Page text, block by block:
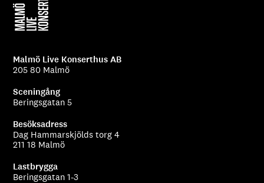
Malmö Live Konserthus AB
205 80 Malmö
Sceningång
Beringsgatan 5
Besöksadress
Dag Hammarskjölds torg 4
211 18 Malmö
Lastbrygga
Beringsgatan 1-3